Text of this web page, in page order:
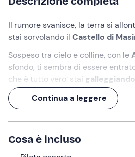
Il rumore svanisce, la terra si
stai sorvolando il Castello di
Sospeso tra cielo e colline, con le
sfondo, ti sembra di essere
che è tutto vero: stai
nell'ariaa bordo di una
Percirca 1 oralasci che sia il
mentre tu ti perdi nella vista e
sembra un attimo, ma
Cosa faremo
Continua a leggere
Cosa è incluso